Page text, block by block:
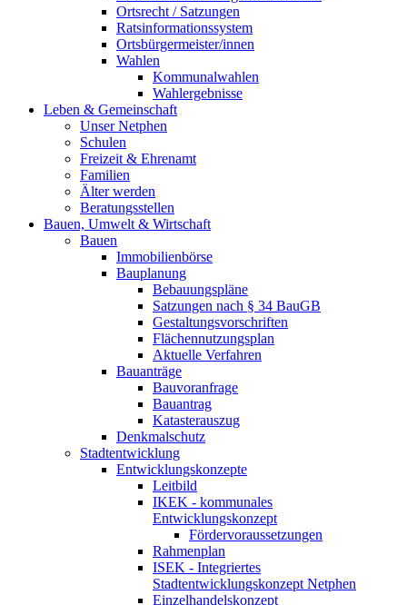
Ortsrecht / Satzungen
Ratsinformationssystem
Ortsbürgermeister/innen
Wahlen
Kommunalwahlen
Wahlergebnisse
Leben & Gemeinschaft
Unser Netphen
Schulen
Freizeit & Ehrenamt
Familien
Älter werden
Beratungsstellen
Bauen, Umwelt & Wirtschaft
Bauen
Immobilienbörse
Bauplanung
Bebauungspläne
Satzungen nach § 34 BauGB
Gestaltungsvorschriften
Flächennutzungsplan
Aktuelle Verfahren
Bauanträge
Bauvoranfrage
Bauantrag
Katasterauszug
Denkmalschutz
Stadtentwicklung
Entwicklungskonzepte
Leitbild
IKEK - kommunales
Entwicklungskonzept
Fördervoraussetzungen
Rahmenplan
ISEK - Integriertes
Stadtentwicklungskonzept Netphen
Einzelhandelskonzept